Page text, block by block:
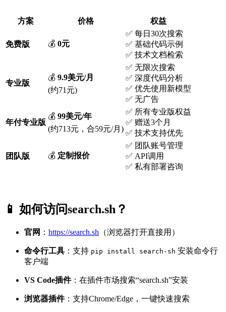
方案 价格 权益
免费版 💰 0元
✅ 每日30次搜索
✅ 基础代码示例
✅ 技术文档检索
专业版
💰 9.9美元/月
(约71元)
✅ 无限次搜索
✅ 深度代码分析
✅ 优先使用新模型
✅ 无广告
年付专业版
💰 99美元/年
(约713元，合59元/月)
✅ 所有专业版权益
✅ 赠送3个月
✅ 技术支持优先
团队版 💰 定制报价
✅ 团队账号管理
✅ API调用
✅ 私有部署咨询
📱 如何访问search.sh？
官网 ： https://search.sh （浏览器打开直接用）
命令行工具 ：支持 pip install search-sh 安装命令行
客户端
VS Code插件：在插件市场搜索“search.sh”安装
浏览器插件：支持Chrome/Edge，一键快速搜索